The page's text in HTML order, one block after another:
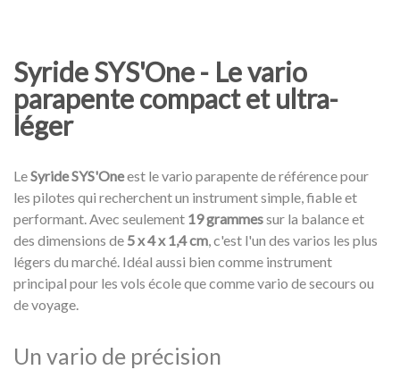
Syride SYS'One - Le vario
parapente compact et ultra-
léger
LeSyride SYS'Oneest le vario parapente de référence pour
les pilotes qui recherchent un instrument simple, fiable et
performant. Avec seulement 19 grammessur la balance et
des dimensions de 5 x 4 x 1,4 cm, c'est l'un des varios les plus
légers du marché. Idéal aussi bien comme instrument
principal pour les vols école que comme vario de secours ou
de voyage.
Un vario de précision